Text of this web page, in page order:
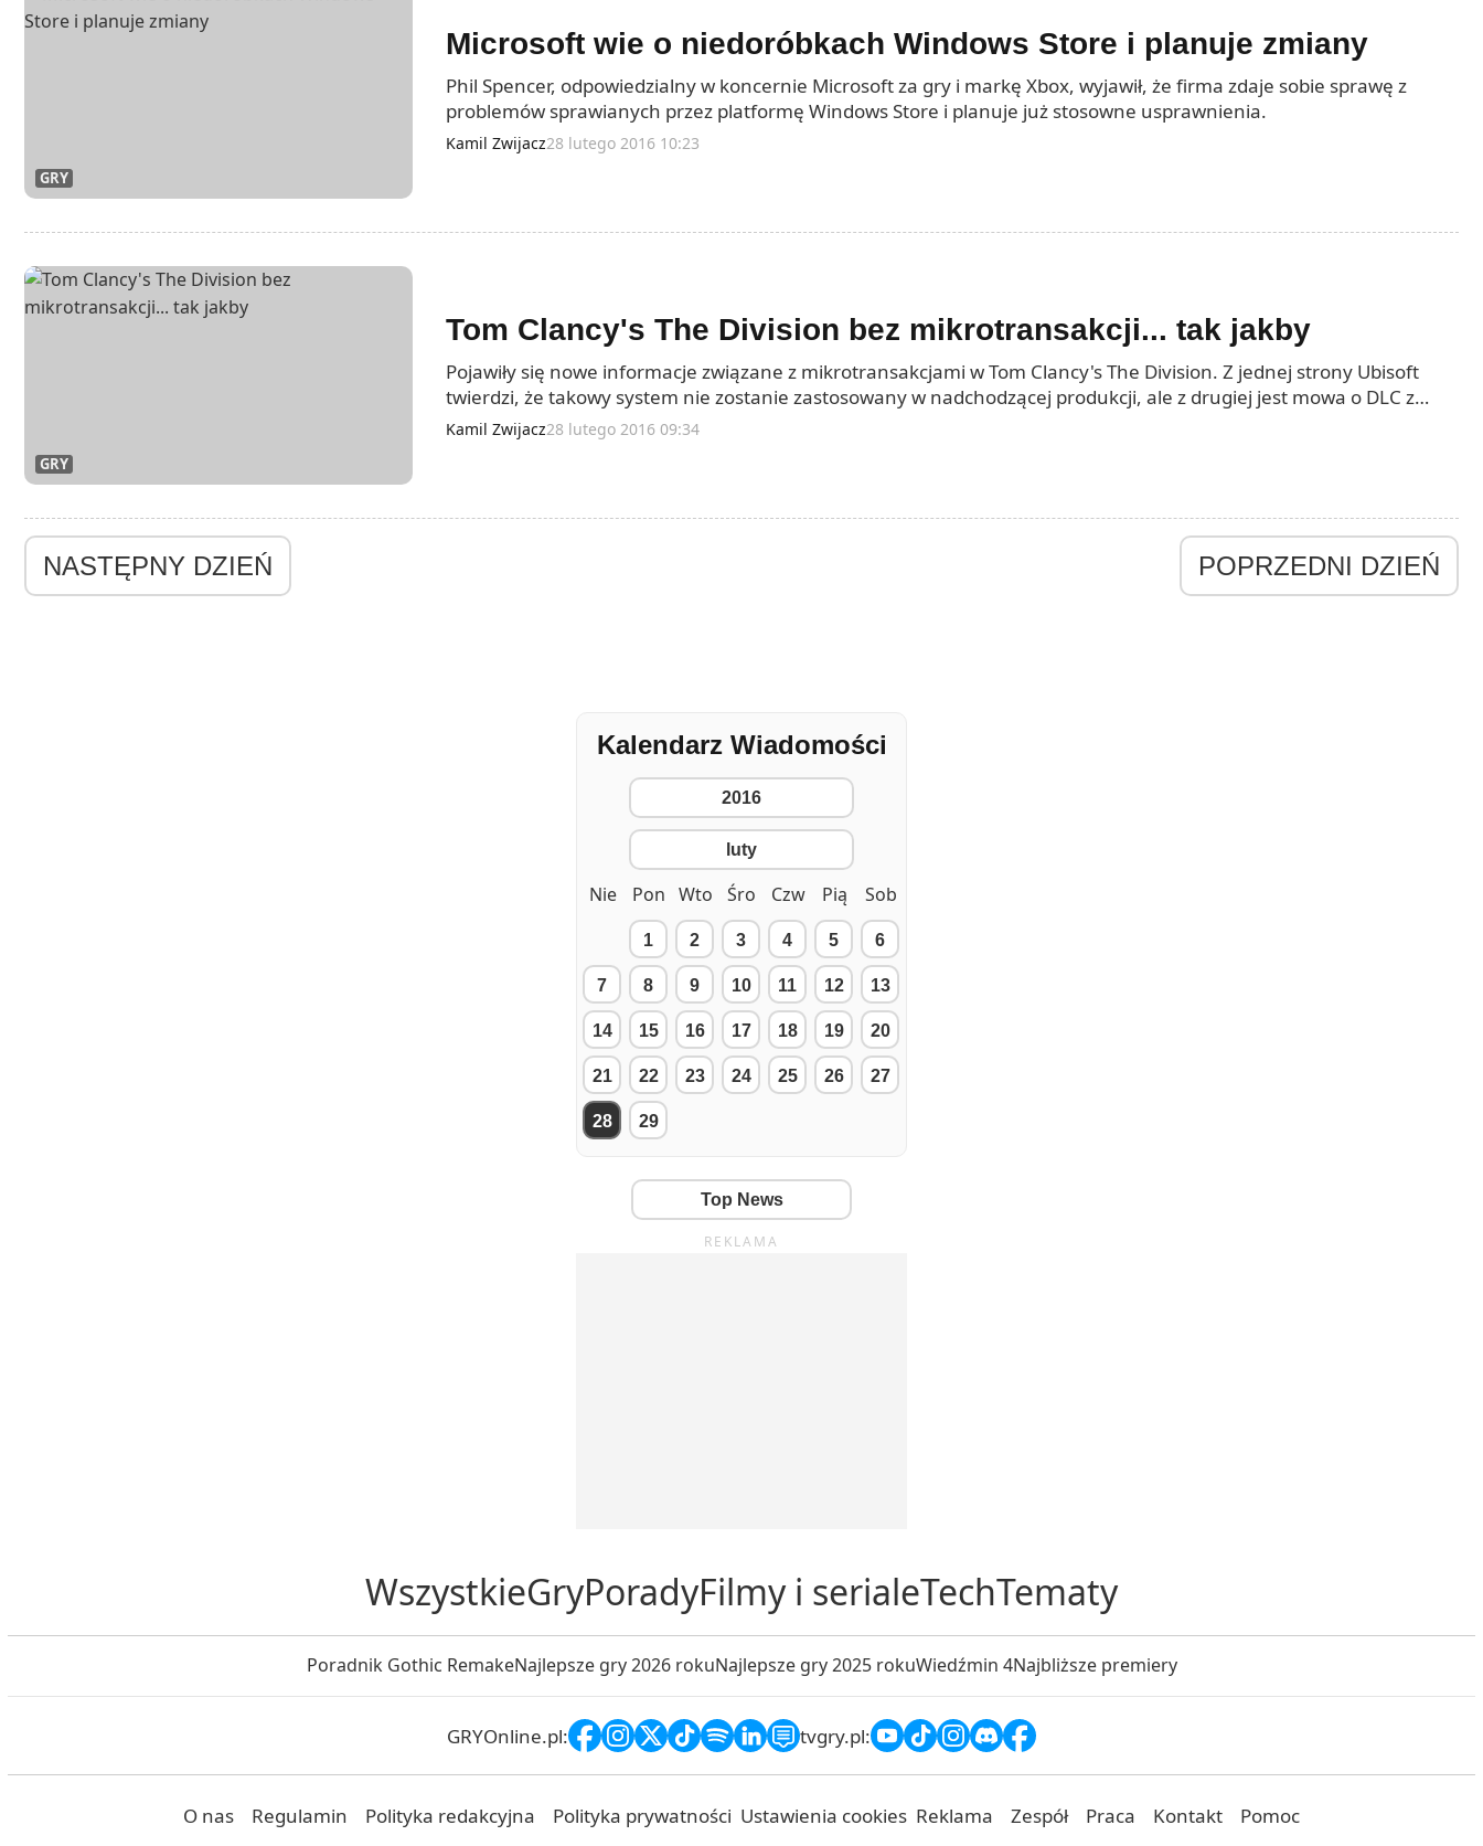
GRY
Microsoft wie o niedoróbkach Windows Store i planuje zmiany
Phil Spencer, odpowiedzialny w koncernie Microsoft za gry i markę Xbox, wyjawił, że firma zdaje sobie sprawę z
problemów sprawianych przez platformę Windows Store i planuje już stosowne usprawnienia.
Kamil Zwijacz28 lutego 2016 10:23
GRY
Tom Clancy's The Division bez mikrotransakcji... tak jakby
Pojawiły się nowe informacje związane z mikrotransakcjami w Tom Clancy's The Division. Z jednej strony Ubisoft
twierdzi, że takowy system nie zostanie zastosowany w nadchodzącej produkcji, ale z drugiej jest mowa o DLC z
kosmetycznymi elementami. Jakkolwiek by nie było, pewnym jest, że w grze nie spotkamy się z elementami pay-to-
Kamil Zwijacz28 lutego 2016 09:34
NASTĘPNY DZIEŃ POPRZEDNI DZIEŃ
Kalendarz Wiadomości
2016
luty
Nie Pon Wto Śro Czw Pią Sob
1 2 3 4 5 6
7 8 9 10 11 12 13
14 15 16 17 18 19 20
21 22 23 24 25 26 27
28 29
Top News
WszystkieGryPoradyFilmy i serialeTechTematy
Poradnik Gothic RemakeNajlepsze gry 2026 rokuNajlepsze gry 2025 rokuWiedźmin 4Najbliższe premiery
GRYOnline.pl: tvgry.pl:
O nas Regulamin Polityka redakcyjna Polityka prywatności Ustawienia cookies Reklama Zespół Praca Kontakt Pomoc